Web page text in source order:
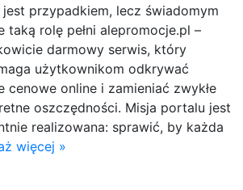
przypadkiem, lecz świadomym
taką rolę pełni alepromocje.pl –
darmowy serwis, który
użytkownikom odkrywać
cenowe online i zamieniać zwykłe
oszczędności. Misja portalu jest
realizowana: sprawić, by każda
więcej »